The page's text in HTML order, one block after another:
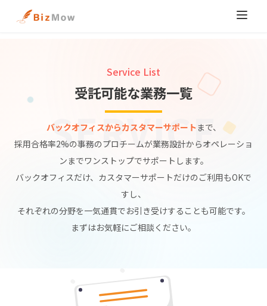
Home » 対応可能業務一覧
SERVICE
Service List
受託可能な業務一覧
バックオフィスからカスタマーサポートまで、
採用合格率2%の事務のプロチームが業務設計からオペレーショ
ンまでワンストップでサポートします。
バックオフィスだけ、カスタマーサポートだけのご利用もOKで
すし、
それぞれの分野を一気通貫でお引き受けすることも可能です。
まずはお気軽にご相談ください。